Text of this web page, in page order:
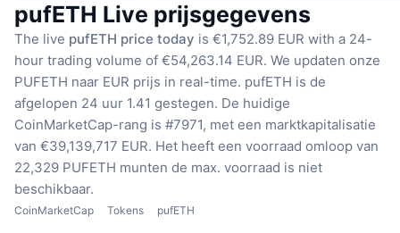
pufETH Live prijsgegevens
The live pufETH price today is €1,752.89 EUR with a 24-
hour trading volume of €54,263.14 EUR. We updaten onze
PUFETH naar EUR prijs in real-time. pufETH is de
afgelopen 24 uur 1.41 gestegen. De huidige
CoinMarketCap-rang is #7971, met een marktkapitalisatie
van €39,139,717 EUR. Het heeft een voorraad omloop van
22,329 PUFETH munten de max. voorraad is niet
beschikbaar.
CoinMarketCap Tokens pufETH